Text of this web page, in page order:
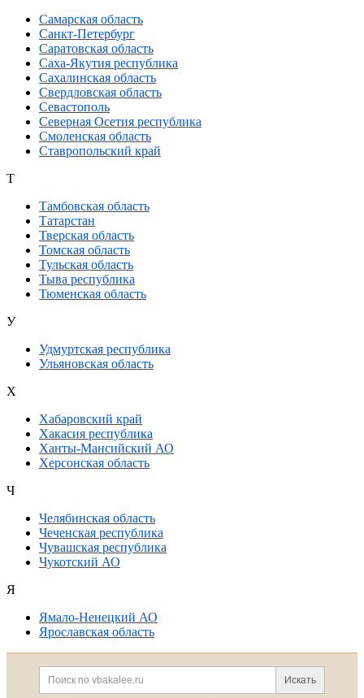
Самарская область
Санкт-Петербург
Саратовская область
Саха-Якутия республика
Сахалинская область
Свердловская область
Севастополь
Северная Осетия республика
Смоленская область
Ставропольский край
Т
Тамбовская область
Татарстан
Тверская область
Томская область
Тульская область
Тыва республика
Тюменская область
У
Удмуртская республика
Ульяновская область
Х
Хабаровский край
Хакасия республика
Ханты-Мансийский АО
Херсонская область
Ч
Челябинская область
Чеченская республика
Чувашская республика
Чукотский АО
Я
Ямало-Ненецкий АО
Ярославская область
Дополнительная информация
Поиск по сайту и
Искать